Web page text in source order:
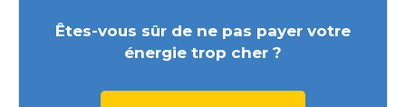
Êtes-vous sûr de ne pas payer votre
énergie trop cher ?